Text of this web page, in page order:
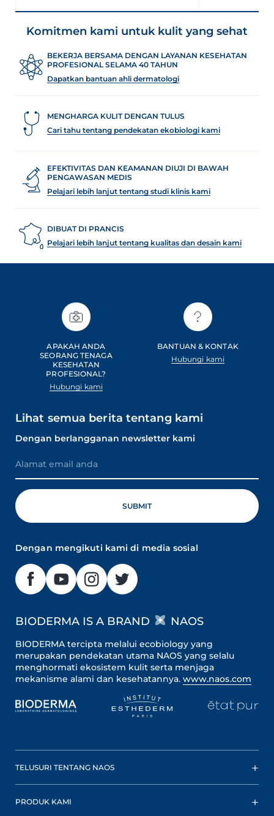
Komitmen kami untuk kulit yang sehat
BEKERJA BERSAMA DENGAN LAYANAN KESEHATAN
PROFESIONAL SELAMA 40 TAHUN
Dapatkan bantuan ahli dermatologi
MENGHARGA KULIT DENGAN TULUS
Cari tahu tentang pendekatan ekobiologi kami
EFEKTIVITAS DAN KEAMANAN DIUJI DI BAWAH
PENGAWASAN MEDIS
Pelajari lebih lanjut tentang studi klinis kami
DIBUAT DI PRANCIS
Pelajari lebih lanjut tentang kualitas dan desain kami
APAKAH ANDA
SEORANG TENAGA
KESEHATAN
PROFESIONAL?
Hubungi kami
BANTUAN & KONTAK
Hubungi kami
Lihat semua berita tentang kami
Dengan berlangganan newsletter kami
Dengan mengikuti kami di media sosial
BIODERMA IS A BRAND NAOS
BIODERMA tercipta melalui ecobiology yang
merupakan pendekatan utama NAOS yang selalu
menghormati ekosistem kulit serta menjaga
mekanisme alami dan kesehatannya. www.naos.com
TELUSURI TENTANG NAOS
PRODUK KAMI